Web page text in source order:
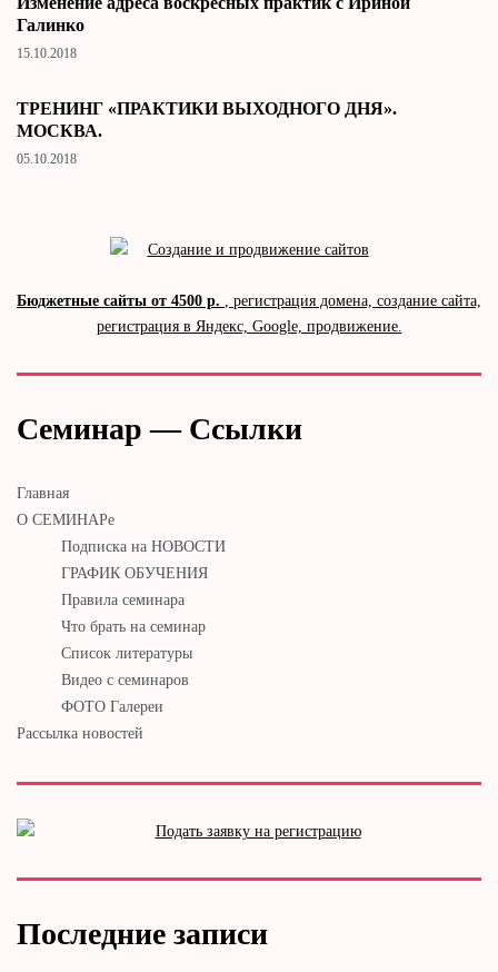
Галинко
15.10.2018
ТРЕНИНГ «ПРАКТИКИ ВЫХОДНОГО ДНЯ».
МОСКВА.
05.10.2018
Бюджетные сайты от 4500 р.
, регистрация домена, создание сайта,
регистрация в Яндекс, Google, продвижение.
Семинар — Ссылки
Главная
О СЕМИНАРе
Подписка на НОВОСТИ
ГРАФИК ОБУЧЕНИЯ
Правила семинара
Что брать на семинар
Список литературы
Видео с семинаров
ФОТО Галереи
Рассылка новостей
Последние записи